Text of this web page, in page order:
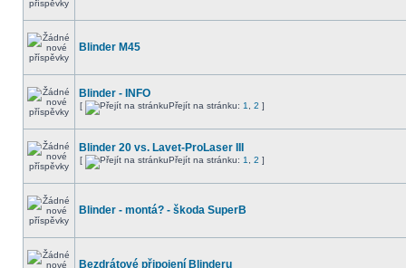
Blinder M45
Blinder - INFO
[ Přejít na stránku: 1 2 ]
Blinder 20 vs. Lavet-ProLaser III
[ Přejít na stránku: 1 2 ]
Blinder - montá? - škoda SuperB
Bezdrátové připojení Blinderu